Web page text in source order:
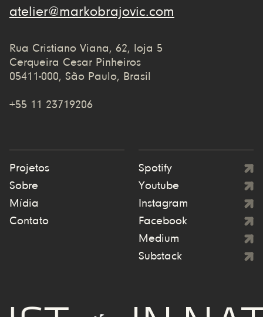
atelier@markobrajovic.com
Rua Cristiano Viana, 62, loja 5
Cerqueira Cesar Pinheiros
05411-000, São Paulo, Brasil
+55 11 23719206
Projetos
Sobre
Mídia
Contato
Spotify
Youtube
Instagram
Facebook
Medium
Substack